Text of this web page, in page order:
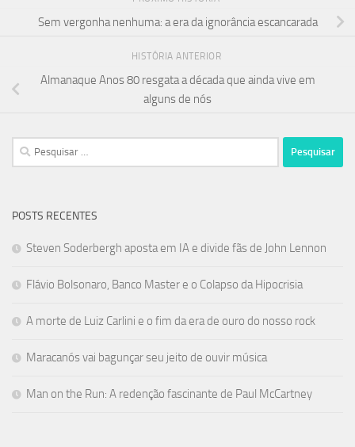
Sem vergonha nenhuma: a era da ignorância escancarada
HISTÓRIA ANTERIOR
Almanaque Anos 80 resgata a década que ainda vive em
alguns de nós
Pesquisar
por:
POSTS RECENTES
Steven Soderbergh aposta em IA e divide fãs de John Lennon
Flávio Bolsonaro, Banco Master e o Colapso da Hipocrisia
A morte de Luiz Carlini e o fim da era de ouro do nosso rock
Maracanós vai bagunçar seu jeito de ouvir música
Man on the Run: A redenção fascinante de Paul McCartney